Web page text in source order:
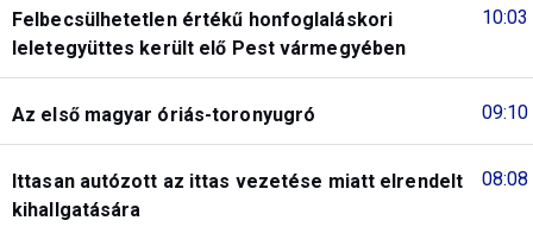
10:03
Felbecsülhetetlen értékű honfoglaláskori
leletegyüttes került elő Pest vármegyében
09:10
Az első magyar óriás-toronyugró
08:08
Ittasan autózott az ittas vezetése miatt elrendelt
kihallgatására